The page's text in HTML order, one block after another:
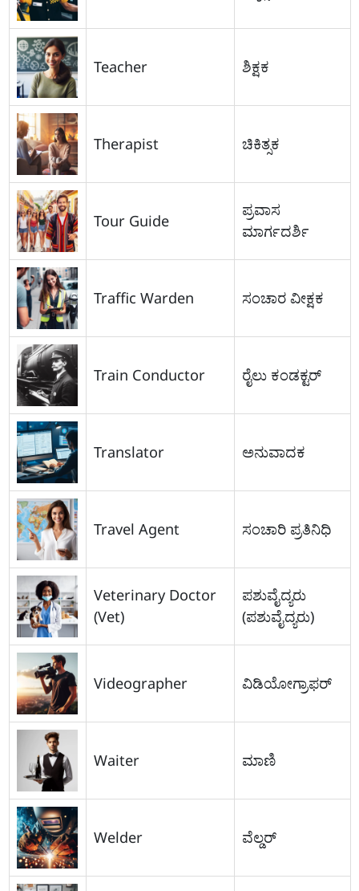
Teacher ಶಿಕ್ಷಕ
Therapist ಚಿಕಿತ್ಸಕ
Tour Guide
ಪ್ರವಾಸ
ಮಾರ್ಗದರ್ಶಿ
Traffic Warden ಸಂಚಾರ ವೀಕ್ಷಕ
Train Conductor ರೈಲು ಕಂಡಕ್ಟರ್
Translator ಅನುವಾದಕ
Travel Agent ಸಂಚಾರಿ ಪ್ರತಿನಿಧಿ
Veterinary Doctor
(Vet)
ಪಶುವೈದ್ಯರು
(ಪಶುವೈದ್ಯರು)
Videographer ವಿಡಿಯೋಗ್ರಾಫರ್
Waiter ಮಾಣಿ
Welder ವೆಲ್ಡರ್